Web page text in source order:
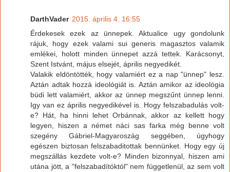
DarthVader 2015. április 4. 16:55
Érdekesek ezek az ünnepek. Aktualice ugy gondolunk
rájuk, hogy ezek valami sui generis magasztos valamik
emlékei, holott minden ünnepet azzá tettek. Karácsonyt,
Szent Istvánt, május elsejét, április negyedikét.
Valakik eldöntötték, hogy valamiért ez a nap "ünnep" lesz.
Aztán adtak hozzá ideológiát is. Aztán amikor az ideológia
büdi lett valamiért, akkor az ünnep megszűnt ünnep lenni.
Igy van ez április negyedikével is. Hogy felszabadulás volt-
e? Hát, ha hinni lehet Orbánnak, akkor az kellett hogy
legyen, hiszen a német náci sas farka még benne volt
szegény Gábriel-Magyaroszág seggében, úgyhogy
egészen biztosan felszabaditottak bennünket. Hogy egy új
megszállás kezdete volt-e? Minden bizonnyal, hiszen ami
utána jött, a "felszabadítóktól" nem függetlenül, az sem volt